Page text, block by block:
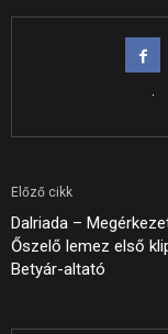
Előző cikk
Dalriada –
Őszelő lemez első
Betyár-altató